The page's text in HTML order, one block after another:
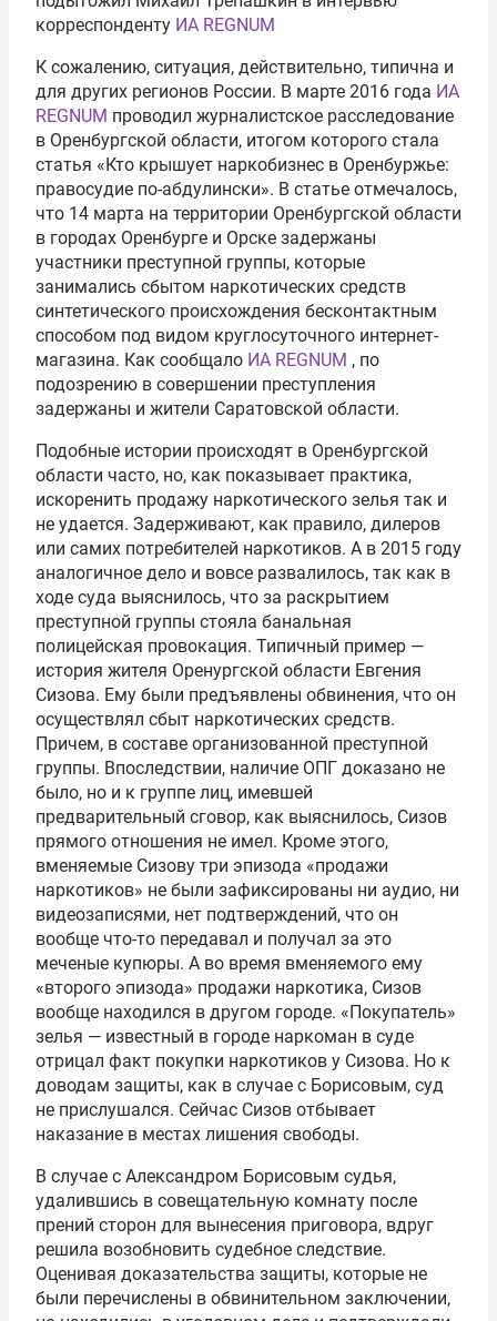
корреспонденту ИА REGNUM
К сожалению, ситуация, действительно, типична и
для других регионов России. В марте 2016 года ИА
REGNUM проводил журналистское расследование
в Оренбургской области, итогом которого стала
статья «Кто крышует наркобизнес в Оренбуржье:
правосудие по-абдулински». В статье отмечалось,
что 14 марта на территории Оренбургской области
в городах Оренбурге и Орске задержаны
участники преступной группы, которые
занимались сбытом наркотических средств
синтетического происхождения бесконтактным
способом под видом круглосуточного интернет-
магазина. Как сообщало ИА REGNUM , по
подозрению в совершении преступления
задержаны и жители Саратовской области.
Подобные истории происходят в Оренбургской
области часто, но, как показывает практика,
искоренить продажу наркотического зелья так и
не удается. Задерживают, как правило, дилеров
или самих потребителей наркотиков. А в 2015 году
аналогичное дело и вовсе развалилось, так как в
ходе суда выяснилось, что за раскрытием
преступной группы стояла банальная
полицейская провокация. Типичный пример —
история жителя Оренургской области Евгения
Сизова. Ему были предъявлены обвинения, что он
осуществлял сбыт наркотических средств.
Причем, в составе организованной преступной
группы. Впоследствии, наличие ОПГ доказано не
было, но и к группе лиц, имевшей
предварительный сговор, как выяснилось, Сизов
прямого отношения не имел. Кроме этого,
вменяемые Сизову три эпизода «продажи
наркотиков» не были зафиксированы ни аудио, ни
видеозаписями, нет подтверждений, что он
вообще что-то передавал и получал за это
меченые купюры. А во время вменяемого ему
«второго эпизода» продажи наркотика, Сизов
вообще находился в другом городе. «Покупатель»
зелья — известный в городе наркоман в суде
отрицал факт покупки наркотиков у Сизова. Но к
доводам защиты, как в случае с Борисовым, суд
не прислушался. Сейчас Сизов отбывает
наказание в местах лишения свободы.
В случае с Александром Борисовым судья,
удалившись в совещательную комнату после
прений сторон для вынесения приговора, вдруг
решила возобновить судебное следствие.
Оценивая доказательства защиты, которые не
были перечислены в обвинительном заключении,